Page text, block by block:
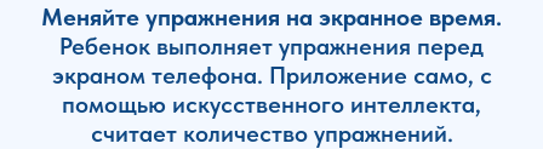
Меняйте упражнения на экранное время.
Ребенок выполняет упражнения перед
экраном телефона. Приложение само, с
помощью искусственного интеллекта,
считает количество упражнений.